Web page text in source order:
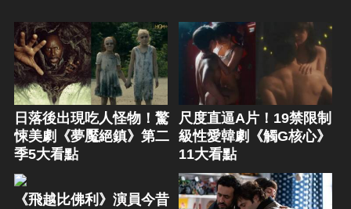
日落後出現吃人怪物！驚
悚美劇《夢魘絕鎮》第二
季5大看點
尺度直逼A片！19禁限制
級性愛韓劇《觸G核心》
11大看點
《飛越比佛利》演員今昔